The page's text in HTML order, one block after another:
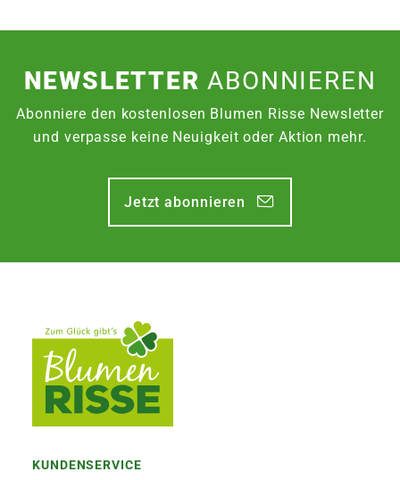
NEWSLETTERABONNIEREN
Abonniere den kostenlosen Blumen Risse Newsletter
und verpasse keine Neuigkeit oder Aktion mehr.
Jetzt abonnieren
KUNDENSERVICE